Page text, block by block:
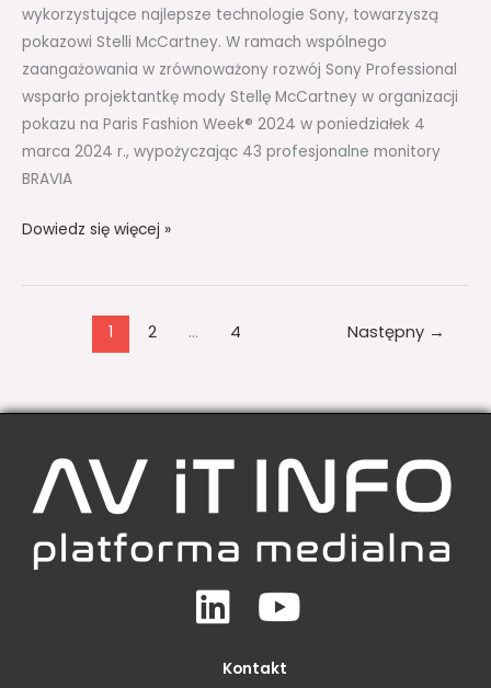
wykorzystujące najlepsze technologie Sony, towarzyszą
pokazowi Stelli McCartney. W ramach wspólnego
zaangażowania w zrównoważony rozwój Sony Professional
wsparło projektantkę mody Stellę McCartney w organizacji
pokazu na Paris Fashion Week® 2024 w poniedziałek 4
marca 2024 r., wypożyczając 43 profesjonalne monitory
BRAVIA
Dowiedz się więcej »
1 2 … 4 Następny →
LinkedinYoutube
Kontakt